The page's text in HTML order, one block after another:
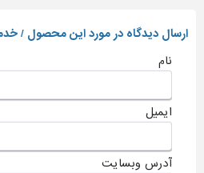
ارسال دیدگاه در مورد این محصول /
نام
ایمیل
آدرس وبسایت